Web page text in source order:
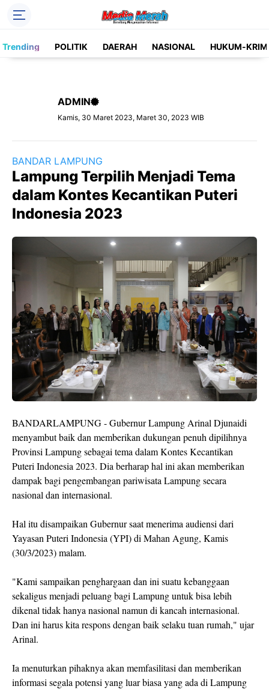
Header Social Media
Facebook
YouTube
Trending POLITIK DAERAH NASIONAL HUKUM-
ADMIN
Kamis, 30 Maret 2023, Maret 30, 2023 WIB
BANDAR LAMPUNG
Lampung Terpilih Menjadi Tema
dalam Kontes Kecantikan Puteri
Indonesia 2023
BANDARLAMPUNG - Gubernur Lampung Arinal Djunaidi
menyambut baik dan memberikan dukungan penuh dipilihnya
Provinsi Lampung sebagai tema dalam Kontes Kecantikan
Puteri Indonesia 2023. Dia berharap hal ini akan memberikan
dampak bagi pengembangan pariwisata Lampung secara
nasional dan internasional.
Hal itu disampaikan Gubernur saat menerima audiensi dari
Yayasan Puteri Indonesia (YPI) di Mahan Agung, Kamis
(30/3/2023) malam.
"Kami sampaikan penghargaan dan ini suatu kebanggaan
sekaligus menjadi peluang bagi Lampung untuk bisa lebih
dikenal tidak hanya nasional namun di kancah internasional.
Dan ini harus kita respons dengan baik selaku tuan rumah," ujar
Arinal.
Ia menuturkan pihaknya akan memfasilitasi dan memberikan
informasi segala potensi yang luar biasa yang ada di Lampung